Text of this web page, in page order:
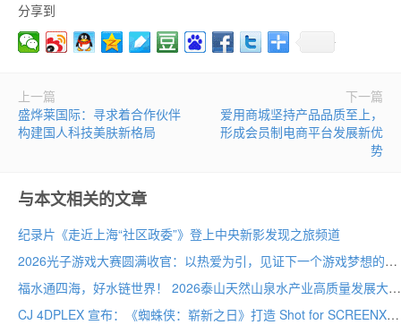
分享到
上一篇
盛烨莱国际：寻求着合作伙伴
构建国人科技美肤新格局
下一篇
爱用商城坚持产品品质至上，
形成会员制电商平台发展新优
势
与本文相关的文章
纪录片《走近上海“社区政委”》登上中央新影发现之旅频道
2026光子游戏大赛圆满收官：以热爱为引，见证下一个游戏梦想的诞生
福水通四海，好水链世界！ 2026泰山天然山泉水产业高质量发展大会圆满举行
CJ 4DPLEX 宣布：《蜘蛛侠：崭新之日》打造 Shot for SCREENX 专属版本